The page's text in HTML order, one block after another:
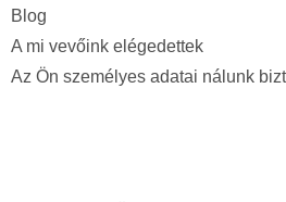
Blog
A mi vevőink elégedettek
Az Ön személyes adatai nálunk